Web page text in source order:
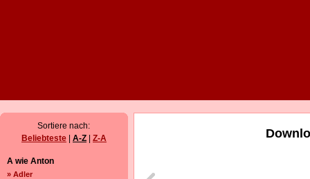
Sortiere nach:
Beliebteste
A-Z Z-A
A wie Anton
» Adler